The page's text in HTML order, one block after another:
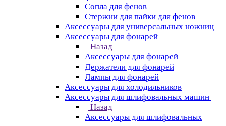
Сопла для фенов
Стержни для пайки для фенов
Аксессуары для универсальных ножниц
Аксессуары для фонарей
Назад
Аксессуары для фонарей
Держатели для фонарей
Лампы для фонарей
Аксессуары для холодильников
Аксессуары для шлифовальных машин
Назад
Аксессуары для шлифовальных